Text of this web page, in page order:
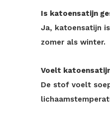
Is katoensatijn
Ja, katoensatijn
zomer als winter.
Voelt
De stof voelt